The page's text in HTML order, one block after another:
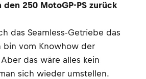
250 MotoGP-PS zurück
das Seamless-Getriebe das
bin vom Knowhow der
das wäre alles kein
sich wieder umstellen.